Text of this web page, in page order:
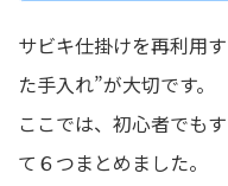
サビキ仕掛けを再利用
た手入れ”が大切です。
ここでは、初心者でも
て６つまとめました。